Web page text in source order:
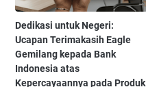
Dedikasi untuk Negeri:
Ucapan Terimakasih Eagle
Gemilang kepada Bank
Indonesia atas
Kepercayaannya pada Produk